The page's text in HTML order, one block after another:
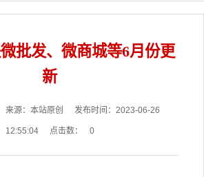
批发、微商城等6月份更
新
来源：本站原创 发布时间：2023-06-26
12:55:04 点击数： 0